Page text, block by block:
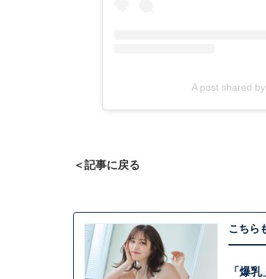
A post shared
＜記事に戻る
こちら
「爆